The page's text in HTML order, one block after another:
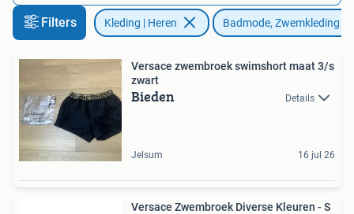
Filters Kleding | Heren Badmode, Zwemkleding
Versace zwembroek swimshort maat 3/s
zwart
Bieden Details
Jelsum 16 jul 26
Versace Zwembroek Diverse Kleuren - S